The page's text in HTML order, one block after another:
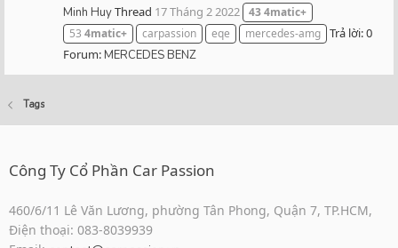
Minh HuyThread 17 Tháng 2 2022 434matic+
53 4matic+ carpassion eqe mercedes-amg Trả lời: 0
Forum:MERCEDES BENZ
Tags
Công Ty Cổ Phần Car Passion
460/6/11 Lê Văn Lương, phường Tân Phong, Quận 7, TP.HCM,
Điện thoại: 083-8039939